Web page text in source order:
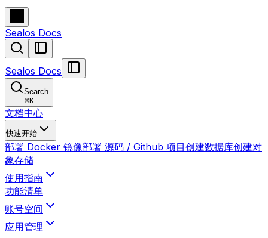
Sealos Docs
Sealos Docs
Search
⌘K
文档中心
快速开始
部署 Docker 镜像部署 源码 / Github 项目创建数据库创建对
象存储
使用指南
功能清单
账号空间
应用管理